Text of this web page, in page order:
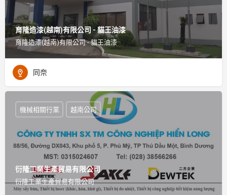
育隆造漆(越南)有限公司 - 貓王油漆
育隆造漆(越南)有限公司 - 貓王油漆
同奈
衍隆工業生產貿易有限公司
衍隆工業生產貿易有限公司
機械相關行業 越南公司